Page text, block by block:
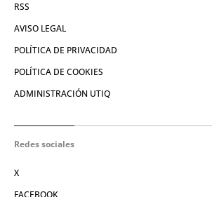
RSS
AVISO LEGAL
POLÍTICA DE PRIVACIDAD
POLÍTICA DE COOKIES
ADMINISTRACIÓN UTIQ
Redes sociales
X